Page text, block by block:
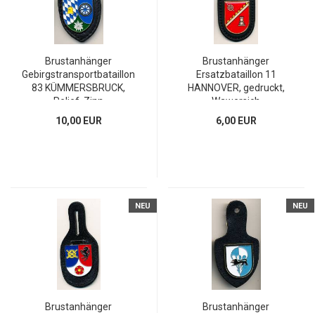
Brustanhänger
Gebirgstransportbataillon
83 KÜMMERSBRUCK,
Relief, Zinn
10,00 EUR
Brustanhänger
Ersatzbataillon 11
HANNOVER, gedruckt,
Wawersich
6,00 EUR
NEU
Brustanhänger
NEU
Brustanhänger